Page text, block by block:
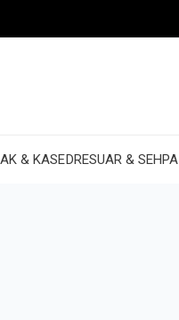
& KASEDRESUAR & SEHPA